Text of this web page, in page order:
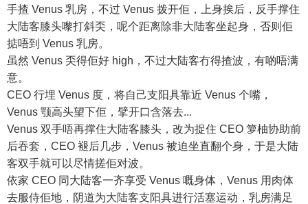
手揸 Venus 乳房，不过 Venus 拨开佢，上身挨后，反手撑住
大陆客膝头嚟打斜奀，呢个距离除非大陆客坐起身，否则佢
掂唔到 Venus 乳房。
虽然 Venus 奀得佢好 high，不过大陆客冇得揸波，有啲唔满
意。
CEO 行埋 Venus 度，将自己支阳具靠近 Venus 个嘴，
Venus 颚高头望下佢，擘开口含落去...
Venus 双手唔再撑住大陆客膝头，改为捉住 CEO 箩柚协助前
后吞套，CEO 褪后几步，Venus 被迫坐直翻个身，于是大陆
客双手就可以尽情搓佢对波。
依家 CEO 同大陆客一齐享受 Venus 嘅身体，Venus 用肉体
去服侍佢地，阴道为大陆客支阳具进行活塞运动，乳房满足